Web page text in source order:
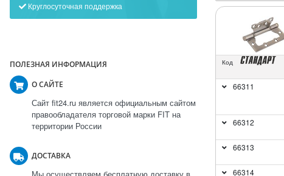
Круглосуточная поддержка
ПОЛЕЗНАЯ ИНФОРМАЦИЯ
О САЙТЕ
Сайт fit24.ru является официальным сайтом
правообладателя торговой марки FIT на
территории России
ДОСТАВКА
Код
66311
66312
66313
66314